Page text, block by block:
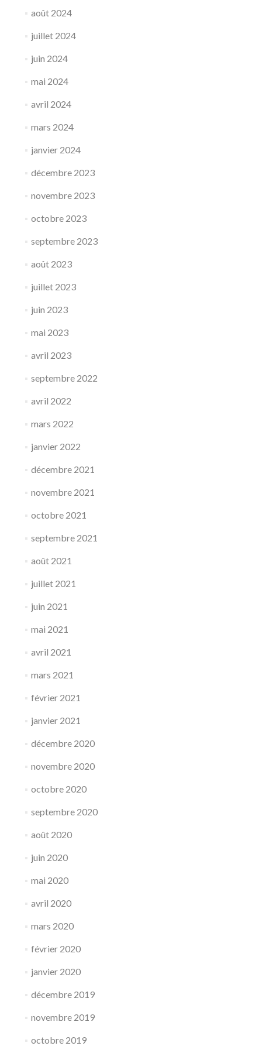
août 2024
juillet 2024
juin 2024
mai 2024
avril 2024
mars 2024
janvier 2024
décembre 2023
novembre 2023
octobre 2023
septembre 2023
août 2023
juillet 2023
juin 2023
mai 2023
avril 2023
septembre 2022
avril 2022
mars 2022
janvier 2022
décembre 2021
novembre 2021
octobre 2021
septembre 2021
août 2021
juillet 2021
juin 2021
mai 2021
avril 2021
mars 2021
février 2021
janvier 2021
décembre 2020
novembre 2020
octobre 2020
septembre 2020
août 2020
juin 2020
mai 2020
avril 2020
mars 2020
février 2020
janvier 2020
décembre 2019
novembre 2019
octobre 2019